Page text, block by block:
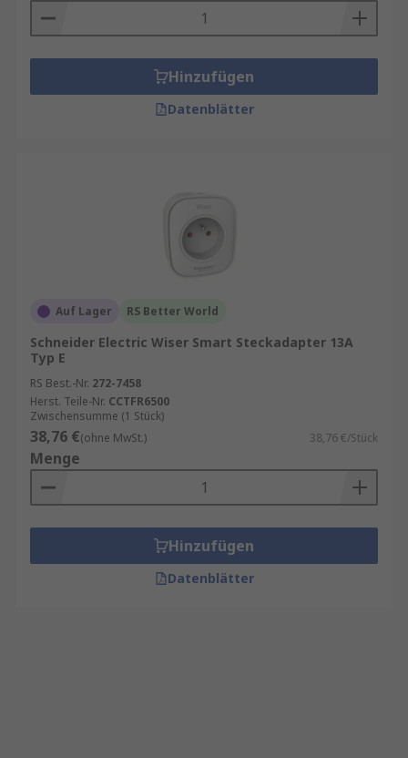
Hinzufügen
Datenblätter
Auf Lager RS Better World
Schneider Electric Wiser Smart Steckadapter 13A
Typ E
RS Best.-Nr. 272-7458
Herst. Teile-Nr. CCTFR6500
Zwischensumme (1 Stück)
38,76 €(ohne MwSt.) 38,76 €/Stück
Menge
Hinzufügen
Datenblätter